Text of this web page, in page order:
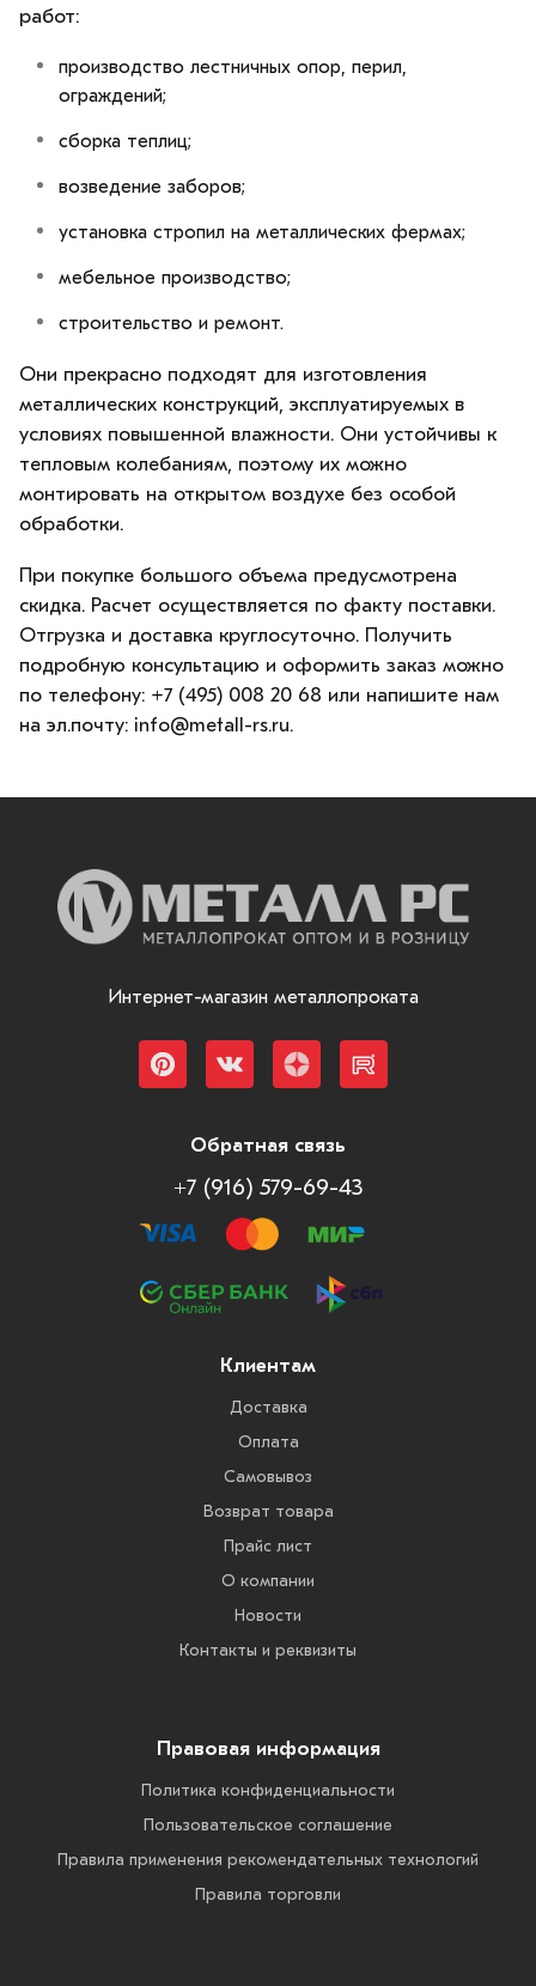
работ:
производство лестничных опор, перил,
ограждений;
сборка теплиц;
возведение заборов;
установка стропил на металлических фермах;
мебельное производство;
строительство и ремонт.
Они прекрасно подходят для изготовления
металлических конструкций, эксплуатируемых в
условиях повышенной влажности. Они устойчивы к
тепловым колебаниям, поэтому их можно
монтировать на открытом воздухе без особой
обработки.
При покупке большого объема предусмотрена
скидка. Расчет осуществляется по факту поставки.
Отгрузка и доставка круглосуточно. Получить
подробную консультацию и оформить заказ можно
по телефону: +7 (495) 008 20 68 или напишите нам
на эл.почту: info@metall-rs.ru.
Интернет-магазин металлопроката
Обратная связь
+7 (916) 579-69-43
Клиентам
Доставка
Оплата
Самовывоз
Возврат товара
Прайс лист
О компании
Новости
Контакты и реквизиты
Правовая информация
Политика конфиденциальности
Пользовательское соглашение
Правила применения рекомендательных технологий
Правила торговли